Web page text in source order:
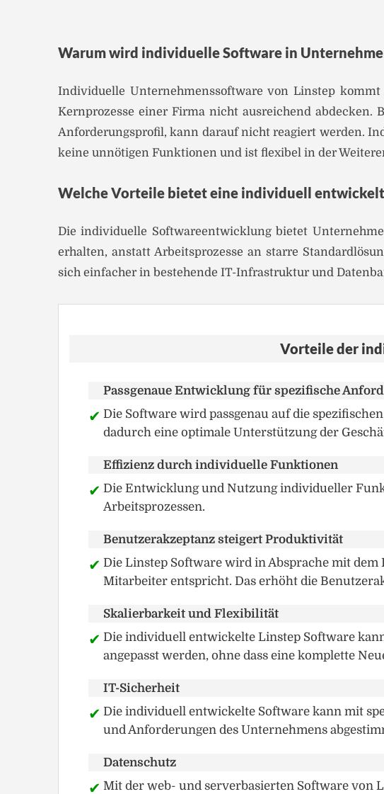
Warum wird individuelle Software in
Individuelle Unternehmenssoftware von Linstep
Kernprozesse einer Firma nicht ausreichend abdecken.
Anforderungsprofil, kann darauf nicht reagiert werden.
keine unnötigen Funktionen und ist flexibel in der
Welche Vorteile bietet eine individuell
Die individuelle Softwareentwicklung bietet
erhalten, anstatt Arbeitsprozesse an starre
sich einfacher in bestehende IT-Infrastruktur und
Vorteile der
Passgenaue Entwicklung für spezifische
Die Software wird passgenau auf die
dadurch eine optimale Unterstützung der
Effizienz durch individuelle Funktionen
Die Entwicklung und Nutzung individueller
Arbeitsprozessen.
Benutzerakzeptanz steigert Produktivität
Die Linstep Software wird in Absprache mit dem
Mitarbeiter entspricht. Das erhöht die
Skalierbarkeit und Flexibilität
Die individuell entwickelte Linstep Software
angepasst werden, ohne dass eine komplette
IT-Sicherheit
Die individuell entwickelte Software kann mit
und Anforderungen des Unternehmens
Datenschutz
Mit der web- und serverbasierten Software von